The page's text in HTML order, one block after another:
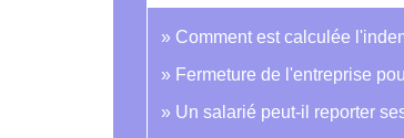
Comment est calculée
Fermeture de l'entreprise
Un salarié peut-il reporter